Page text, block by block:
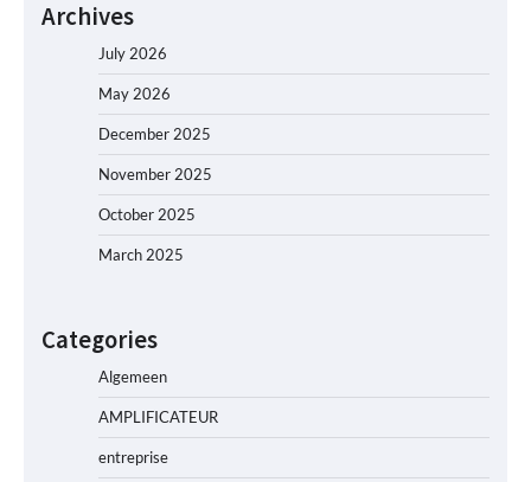
Archives
July 2026
May 2026
December 2025
November 2025
October 2025
March 2025
Categories
Algemeen
AMPLIFICATEUR
entreprise